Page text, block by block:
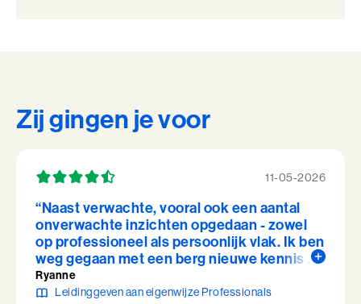
Zij gingen je voor
11-05-2026
“Naast verwachte, vooral ook een aantal
onverwachte inzichten opgedaan - zowel
op professioneel als persoonlijk vlak. Ik ben
weg gegaan met een berg nieuwe kennis en
zelfvertrouwen om mijn team aan te sturen,
en een aantal concrete vragen én
Ryanne
Leidinggeven aan eigenwijze Professionals